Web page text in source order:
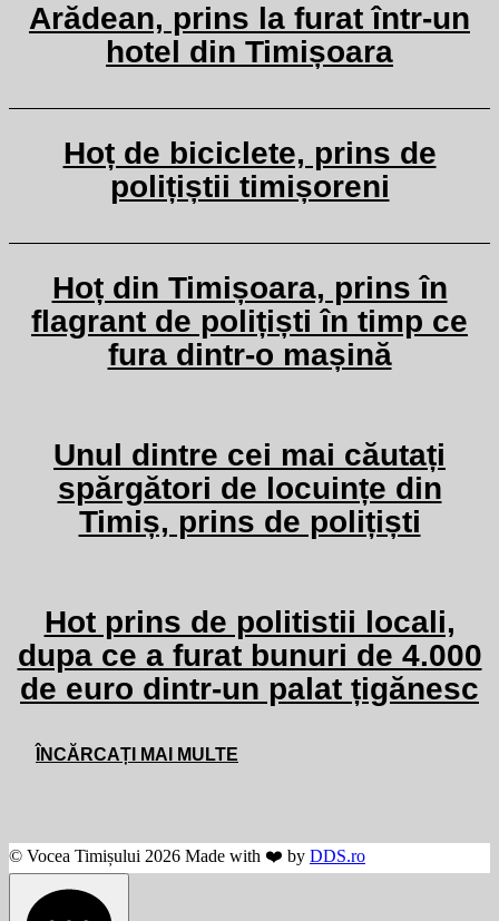
Arădean, prins la furat într-un
hotel din Timișoara
Hoț de biciclete, prins de
polițiștii timișoreni
Hoț din Timișoara, prins în
flagrant de polițiști în timp ce
fura dintr-o mașină
Unul dintre cei mai căutați
spărgători de locuințe din
Timiș, prins de polițiști
Hot prins de politistii locali,
dupa ce a furat bunuri de 4.000
de euro dintr-un palat țigănesc
ÎNCĂRCAȚI MAI MULTE
© Vocea Timișului 2026 Made with ❤️ by DDS.ro